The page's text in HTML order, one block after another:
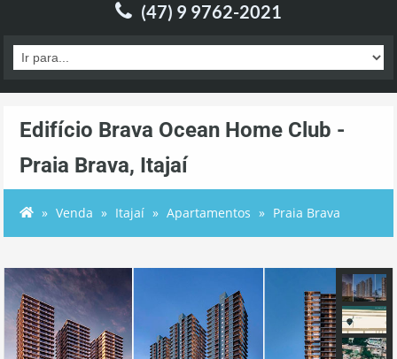
(47) 9 9762-2021
Edifício Brava Ocean Home Club -
Praia Brava, Itajaí
Venda Itajaí Apartamentos Praia Brava